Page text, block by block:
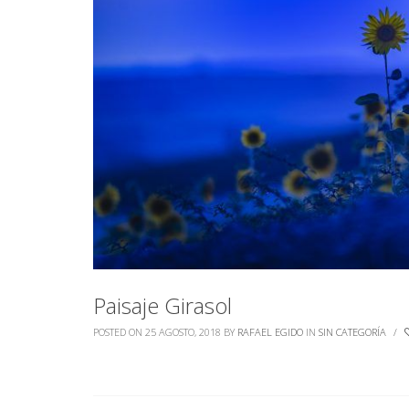
Paisaje Girasol
POSTED ON 25 AGOSTO, 2018 BY RAFAEL EGIDO IN SIN CATEGORÍA /